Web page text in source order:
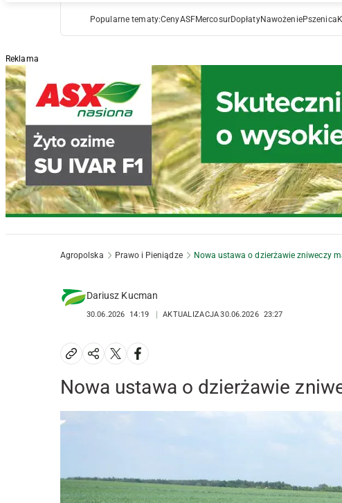
Popularne tematy:CenyASFMercosurDopłatyNawożeniePszenica
Reklama
Agropolska Prawo i Pieniądze Nowa ustawa o dzierżawie zniweczy
Dariusz Kucman
30.06.2026 14:19 AKTUALIZACJA30.06.2026 23:27
Nowa ustawa o dzierżawie